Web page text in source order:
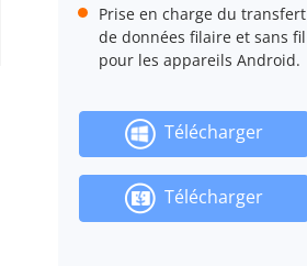
Prise en charge du transfert
de données filaire et sans fil
pour les appareils Android.
Télécharger
Télécharger